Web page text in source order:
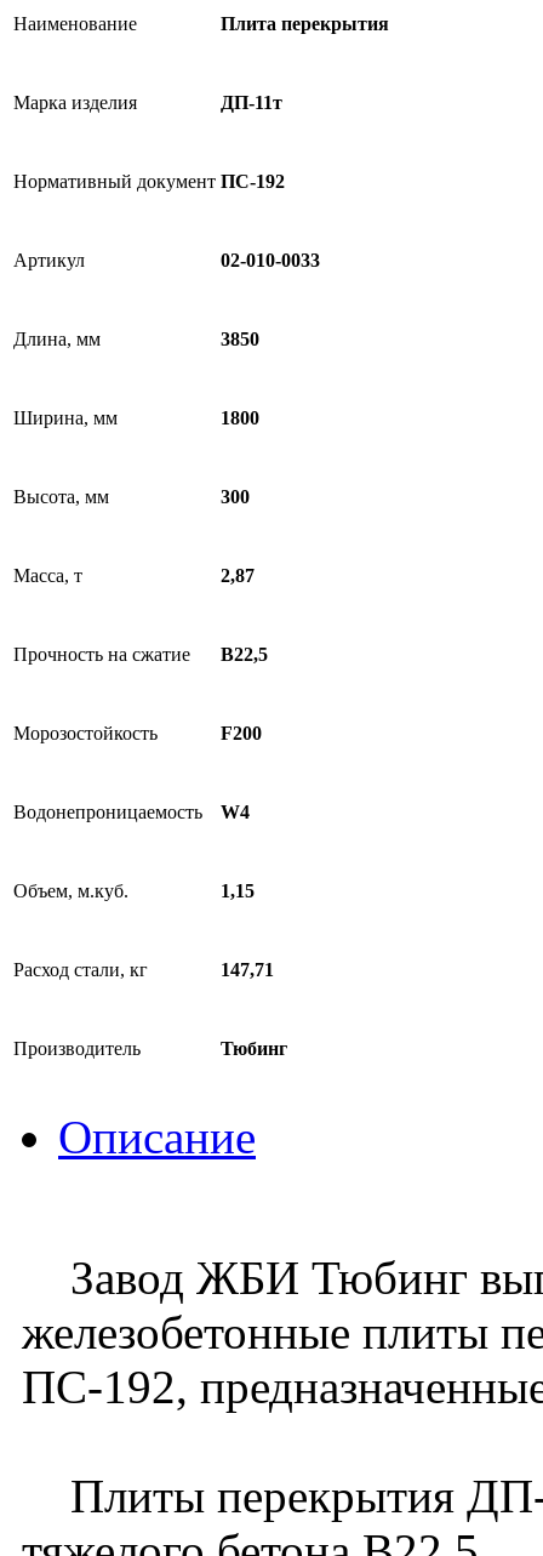
Наименование Плита перекрытия
Марка изделия ДП-11т
Нормативный документ ПС-192
Артикул 02-010-0033
Длина, мм 3850
Ширина, мм 1800
Высота, мм 300
Масса, т 2,87
Прочность на сжатие B22,5
Морозостойкость F200
Водонепроницаемость W4
Объем, м.куб. 1,15
Расход стали, кг 147,71
Производитель Тюбинг
Описание
Завод ЖБИ Тюбинг
железобетонные плиты
ПС-192,
Плиты перекрытия ДП-